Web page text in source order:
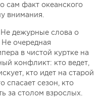
сам факт океанского
внимания.
дежурные слова о
очередная
в чистой куртке на
конфликт: кто ведет,
кто идет на старой
спасает сезон, кто
за столом взрослых.